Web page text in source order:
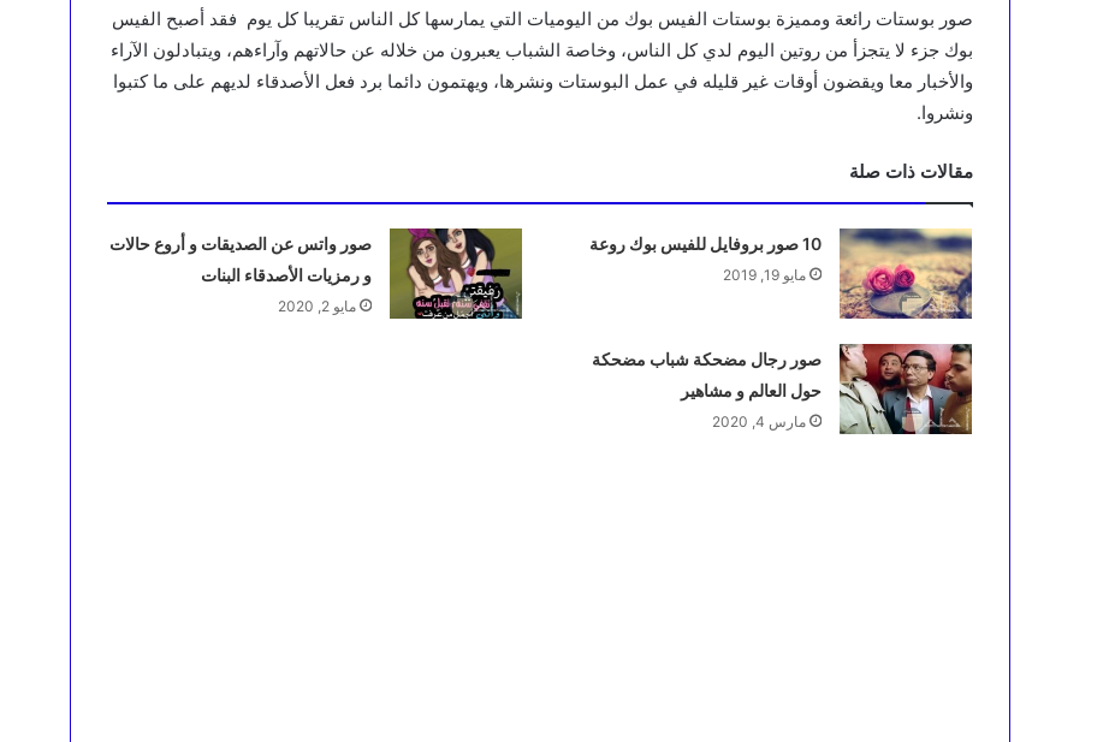
صور بوستات رائعة ومميزة بوستات الفيس بوك من اليوميات التي يمارسها كل الناس تقريبا كل يوم فقد أصبح الفيس
بوك جزء لا يتجزأ من روتين اليوم لدي كل الناس، وخاصة الشباب يعبرون من خلاله عن حالاتهم وآراءهم، ويتبادلون الآراء
والأخبار معا ويقضون أوقات غير قليله في عمل البوستات ونشرها، ويهتمون دائما برد فعل الأصدقاء لديهم على ما كتبوا
ونشروا.
مقالات ذات صلة
10 صور بروفايل للفيس بوك روعة
مايو 19, 2019
صور واتس عن الصديقات و أروع حالات
و رمزيات الأصدقاء البنات
مايو 2, 2020
صور رجال مضحكة شباب مضحكة
حول العالم و مشاهير
مارس 4, 2020